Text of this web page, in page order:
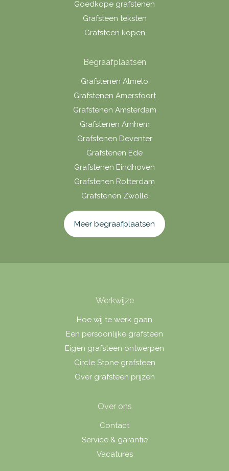
Goedkope grafstenen
Grafsteen teksten
Grafsteen kopen
Begraafplaatsen
Grafstenen Almelo
Grafstenen Amersfoort
Grafstenen Amsterdam
Grafstenen Arnhem
Grafstenen Deventer
Grafstenen Ede
Grafstenen Eindhoven
Grafstenen Rotterdam
Grafstenen Zwolle
Meer begraafplaatsen
Werkwijze
Hoe wij te werk gaan
Een persoonlijke grafsteen
Eigen grafsteen ontwerpen
Circle Stone grafsteen
Over grafsteen prijzen
Over ons
Contact
Service & garantie
Vacatures